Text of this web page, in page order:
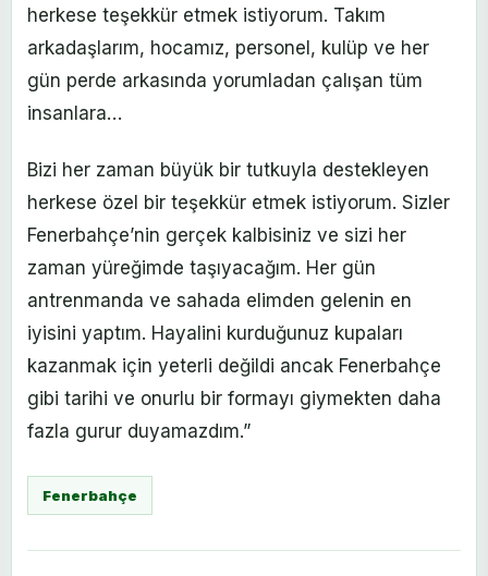
herkese teşekkür etmek istiyorum. Takım
arkadaşlarım, hocamız, personel, kulüp ve her
gün perde arkasında yorumladan çalışan tüm
insanlara…
Bizi her zaman büyük bir tutkuyla destekleyen
herkese özel bir teşekkür etmek istiyorum. Sizler
Fenerbahçe’nin gerçek kalbisiniz ve sizi her
zaman yüreğimde taşıyacağım. Her gün
antrenmanda ve sahada elimden gelenin en
iyisini yaptım. Hayalini kurduğunuz kupaları
kazanmak için yeterli değildi ancak Fenerbahçe
gibi tarihi ve onurlu bir formayı giymekten daha
fazla gurur duyamazdım.”
Fenerbahçe